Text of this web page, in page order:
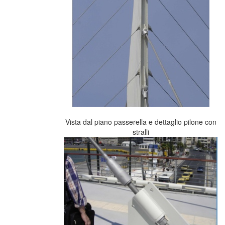
Vista dal piano passerella e dettaglio pilone con
stralli